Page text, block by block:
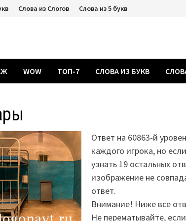
Слова из Слогов Слова из 5 букв
WOW ТОП-7 СЛОВА ИЗ БУКВ
Ответ на 60863-й
каждого игрока, но
узнать 19 остальных
изображение не
ответ.
Внимание! Ниже все
Не перематывайте,